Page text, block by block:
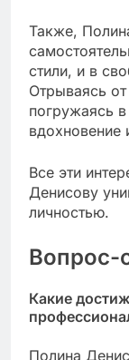
Также,
стили, и в
Отрываясь
погружаясь
вдохновение
Все эти
Денисову
личностью.
Вопрос-
Какие
Полина